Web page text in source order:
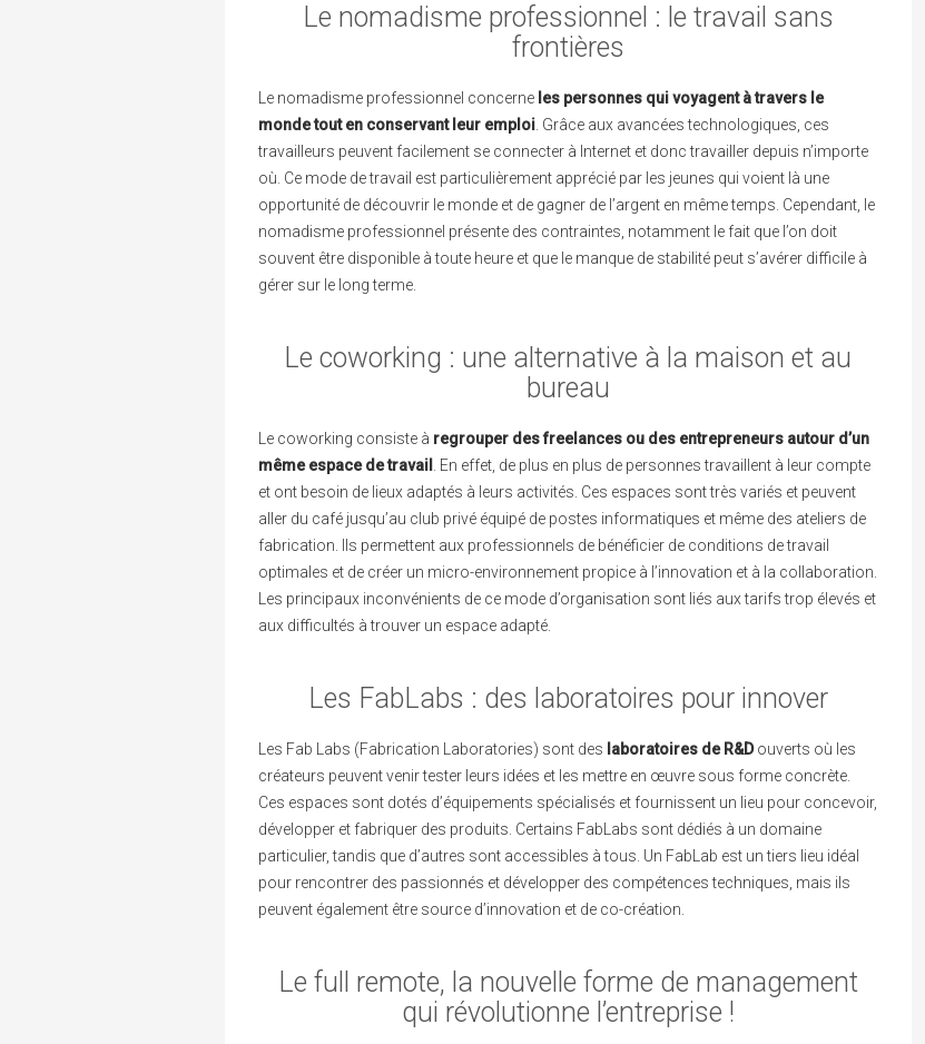
Le nomadisme professionnel : le travail sans
frontières
Le nomadisme professionnel concerne les personnes qui voyagent à travers le
monde tout en conservant leur emploi. Grâce aux avancées technologiques, ces
travailleurs peuvent facilement se connecter à Internet et donc travailler depuis n’importe
où. Ce mode de travail est particulièrement apprécié par les jeunes qui voient là une
opportunité de découvrir le monde et de gagner de l’argent en même temps. Cependant, le
nomadisme professionnel présente des contraintes, notamment le fait que l’on doit
souvent être disponible à toute heure et que le manque de stabilité peut s’avérer difficile à
gérer sur le long terme.
Le coworking : une alternative à la maison et au
bureau
Le coworking consiste à regrouper des freelances ou des entrepreneurs autour d’un
même espace de travail . En effet, de plus en plus de personnes travaillent à leur compte
et ont besoin de lieux adaptés à leurs activités. Ces espaces sont très variés et peuvent
aller du café jusqu’au club privé équipé de postes informatiques et même des ateliers de
fabrication. Ils permettent aux professionnels de bénéficier de conditions de travail
optimales et de créer un micro-environnement propice à l’innovation et à la collaboration.
Les principaux inconvénients de ce mode d’organisation sont liés aux tarifs trop élevés et
aux difficultés à trouver un espace adapté.
Les FabLabs : des laboratoires pour innover
Les Fab Labs (Fabrication Laboratories) sont des laboratoires de R&Douverts où les
créateurs peuvent venir tester leurs idées et les mettre en œuvre sous forme concrète.
Ces espaces sont dotés d’équipements spécialisés et fournissent un lieu pour concevoir,
développer et fabriquer des produits. Certains FabLabs sont dédiés à un domaine
particulier, tandis que d’autres sont accessibles à tous. Un FabLab est un tiers lieu idéal
pour rencontrer des passionnés et développer des compétences techniques, mais ils
peuvent également être source d’innovation et de co-création.
Le full remote, la nouvelle forme de management
qui révolutionne l’entreprise !